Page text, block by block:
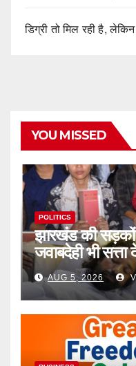
डिग्री तो मिल रही है,
YOU MISSED
POLITICS
झारखंड की सड़कों
जवाबदेही भी
AUG 5, 2026